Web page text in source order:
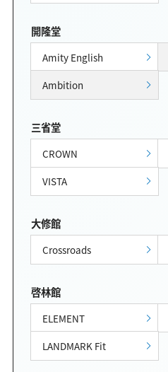
開隆堂
Amity English
Ambition
三省堂
CROWN
VISTA
大修館
Crossroads
啓林館
ELEMENT
LANDMARK Fit